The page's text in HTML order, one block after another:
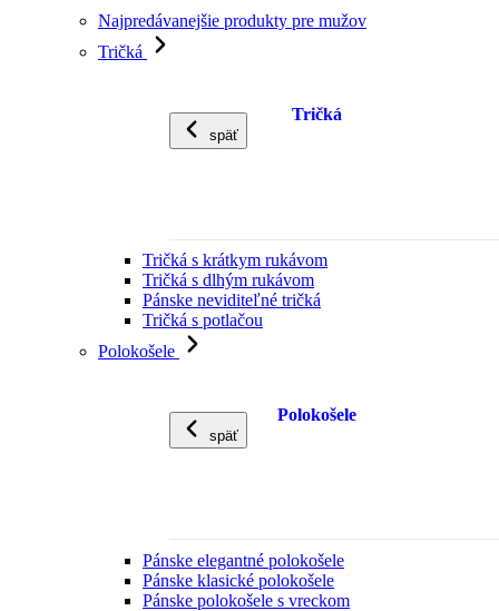
Najpredávanejšie produkty pre mužov
Tričká
späť
Tričká
Tričká s krátkym rukávom
Tričká s dlhým rukávom
Pánske neviditeľné tričká
Tričká s potlačou
Polokošele
späť
Polokošele
Pánske elegantné polokošele
Pánske klasické polokošele
Pánske polokošele s vreckom